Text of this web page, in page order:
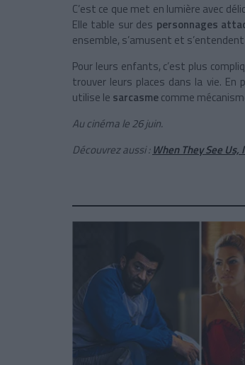
C’est ce que met en lumière avec
Elle table sur des personnages
ensemble, s’amusent et
Pour leurs enfants, c’est plus
trouver leurs places dans la vie. En
utilise le sarcasmecomme
Au cinéma le 26 juin.
Découvrez aussi :When They See